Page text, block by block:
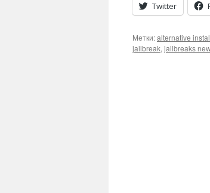
Twitter
Метки:alternative
jailbreak, jailbreaks